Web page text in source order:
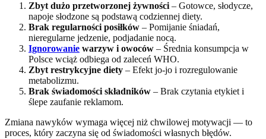
Zbyt dużo przetworzonej żywności – Gotowce, słodycze,
napoje słodzone są podstawą codziennej diety.
Brak regularności posiłków – Pomijanie śniadań,
nieregularne jedzenie, podjadanie nocą.
Ignorowanie warzyw i owoców – Średnia konsumpcja w
Polsce wciąż odbiega od zaleceń WHO.
Zbyt restrykcyjne diety – Efekt jo-jo i rozregulowanie
metabolizmu.
Brak świadomości składników – Brak czytania etykiet i
ślepe zaufanie reklamom.
Zmiana nawyków wymaga więcej niż chwilowej motywacji — to
proces, który zaczyna się od świadomości własnych błędów.